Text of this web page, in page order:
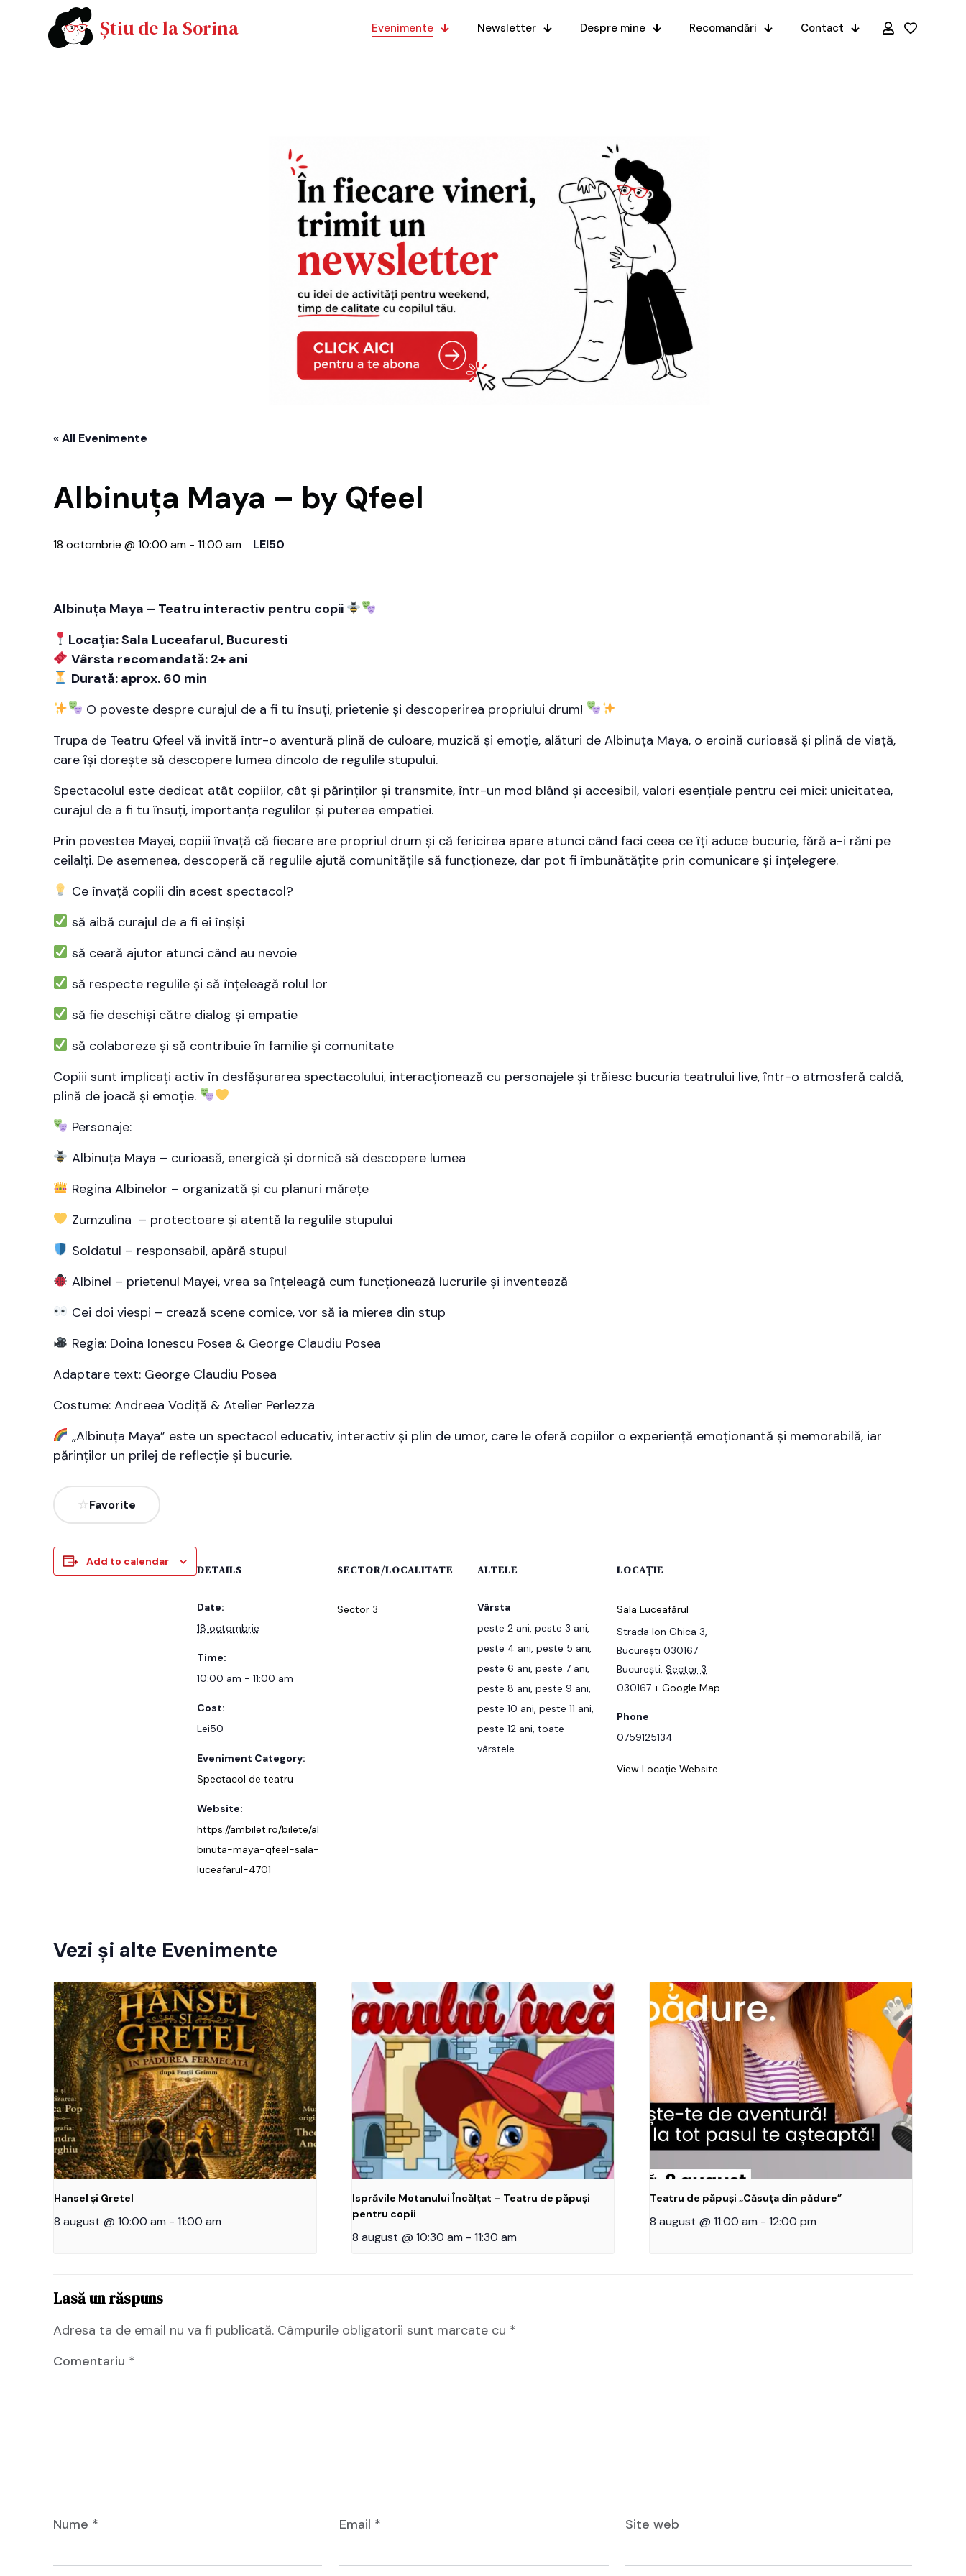
Știu de la Sorina Evenimente Newsletter Despre mine Recomandări Contact
« All Evenimente
Albinuța Maya – by Qfeel
18 octombrie @ 10:00 am -11:00 am LEI50
Albinuța Maya – Teatru interactiv pentru copii
Locația: Sala Luceafarul, Bucuresti
Vârsta recomandată: 2+ ani
Durată: aprox. 60 min
O poveste despre curajul de a fi tu însuți, prietenie și descoperirea propriului drum!
Trupa de Teatru Qfeel vă invită într-o aventură plină de culoare, muzică și emoție, alături de Albinuța Maya, o eroină curioasă și plină de viață,
care își dorește să descopere lumea dincolo de regulile stupului.
Spectacolul este dedicat atât copiilor, cât și părinților și transmite, într-un mod blând și accesibil, valori esențiale pentru cei mici: unicitatea,
curajul de a fi tu însuți, importanța regulilor și puterea empatiei.
Prin povestea Mayei, copiii învață că fiecare are propriul drum și că fericirea apare atunci când faci ceea ce îți aduce bucurie, fără a-i răni pe
ceilalți. De asemenea, descoperă că regulile ajută comunitățile să funcționeze, dar pot fi îmbunătățite prin comunicare și înțelegere.
Ce învață copiii din acest spectacol?
să aibă curajul de a fi ei înșiși
să ceară ajutor atunci când au nevoie
să respecte regulile și să înțeleagă rolul lor
să fie deschiși către dialog și empatie
să colaboreze și să contribuie în familie și comunitate
Copiii sunt implicați activ în desfășurarea spectacolului, interacționează cu personajele și trăiesc bucuria teatrului live, într-o atmosferă caldă,
plină de joacă și emoție.
Personaje:
Albinuța Maya – curioasă, energică și dornică să descopere lumea
Regina Albinelor – organizată și cu planuri mărețe
Zumzulina – protectoare și atentă la regulile stupului
Soldatul – responsabil, apără stupul
Albinel – prietenul Mayei, vrea sa înțeleagă cum funcționează lucrurile și inventează
Cei doi viespi – crează scene comice, vor să ia mierea din stup
Regia: Doina Ionescu Posea & George Claudiu Posea
Adaptare text: George Claudiu Posea
Costume: Andreea Vodiță & Atelier Perlezza
„Albinuța Maya” este un spectacol educativ, interactiv și plin de umor, care le oferă copiilor o experiență emoționantă și memorabilă, iar
părinților un prilej de reflecție și bucurie.
Favorite
Add to calendar
DETAILS
Date:
18 octombrie
Time:
10:00 am - 11:00 am
Cost:
Lei50
Eveniment Category:
Spectacol de teatru
Website:
https://ambilet.ro/bilete/al
binuta-maya-qfeel-sala-
luceafarul-4701
SECTOR/LOCALITATE
Sector 3
ALTELE
Vârsta
peste 2 ani, peste 3 ani,
peste 4 ani, peste 5 ani,
peste 6 ani, peste 7 ani,
peste 8 ani, peste 9 ani,
peste 10 ani, peste 11 ani,
peste 12 ani, toate
vârstele
LOCAȚIE
Sala Luceafărul
Strada Ion Ghica 3,
București 030167
București, Sector 3
030167 + Google Map
Phone
0759125134
View Locație Website
Vezi și alte Evenimente
Hansel și Gretel
8 august @ 10:00 am - 11:00 am
Isprăvile Motanului Încălțat – Teatru de păpuși
pentru copii
8 august @ 10:30 am - 11:30 am
Teatru de păpuși „Căsuța din pădure”
8 august @ 11:00 am - 12:00 pm
Lasă un răspuns
Adresa ta de email nu va fi publicată. Câmpurile obligatorii sunt marcate cu *
Comentariu *
Nume * Email * Site web